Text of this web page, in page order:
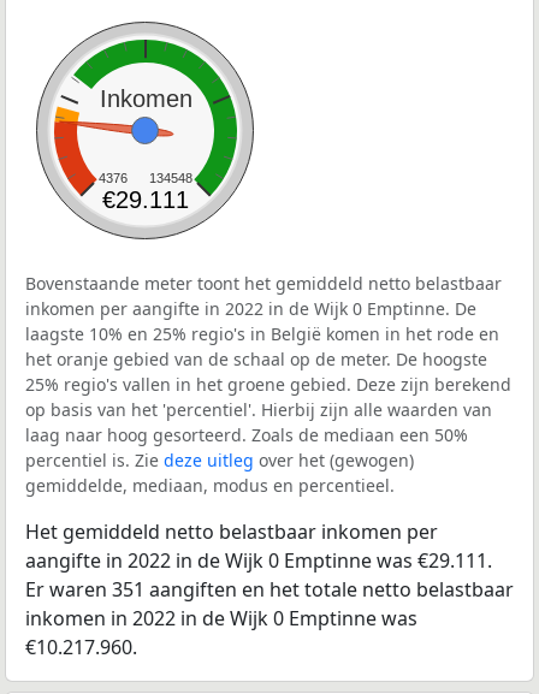
Inkomen
4376 134548
€29.111
Bovenstaande meter toont het gemiddeld netto belastbaar
inkomen per aangifte in 2022 in de Wijk 0 Emptinne. De
laagste 10% en 25% regio's in België komen in het rode en
het oranje gebied van de schaal op de meter. De hoogste
25% regio's vallen in het groene gebied. Deze zijn berekend
op basis van het 'percentiel'. Hierbij zijn alle waarden van
laag naar hoog gesorteerd. Zoals de mediaan een 50%
percentiel is. Zie deze uitleg over het (gewogen)
gemiddelde, mediaan, modus en percentieel.
Het gemiddeld netto belastbaar inkomen per
aangifte in 2022 in de Wijk 0 Emptinne was €29.111.
Er waren 351 aangiften en het totale netto belastbaar
inkomen in 2022 in de Wijk 0 Emptinne was
€10.217.960.